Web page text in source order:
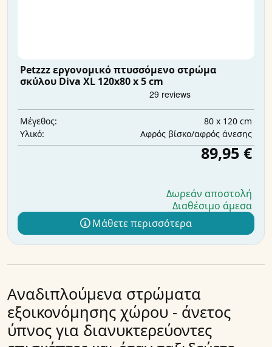
Petzzz εργονομικό πτυσσόμενο στρώμα
σκύλου Diva XL 120x80 x 5 cm
Μέγεθος:
80 x 120 cm
Υλικό:
Αφρός βίσκο/αφρός άνεσης
89,95 €
Δωρεάν αποστολή
Διαθέσιμο άμεσα
Μάθετε περισσότερα
Αναδιπλούμενα στρώματα
εξοικονόμησης χώρου - άνετος
ύπνος για διανυκτερεύοντες